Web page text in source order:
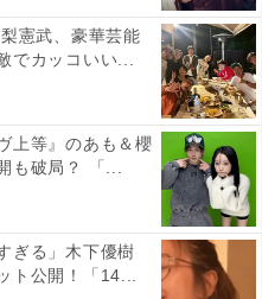
憲武、豪華芸能
でカッコいい...
上等』のあも＆櫻
も破局？ 「...
ぎる」木下優樹
ト公開！「14...